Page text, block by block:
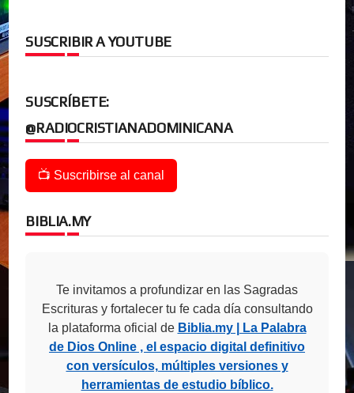
SUSCRIBIR A YOUTUBE
SUSCRÍBETE:
@RADIOCRISTIANADOMINICANA
📺 Suscribirse al canal
BIBLIA.MY
Te invitamos a profundizar en las Sagradas
Escrituras y fortalecer tu fe cada día consultando
la plataforma oficial de Biblia.my | La Palabra
de Dios Online , el espacio digital definitivo
con versículos, múltiples versiones y
herramientas de estudio bíblico.